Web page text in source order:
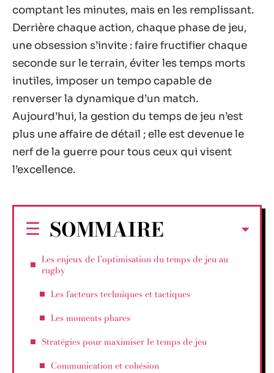
comptant les minutes, mais en les remplissant.
Derrière chaque action, chaque phase de jeu,
une obsession s’invite : faire fructifier chaque
seconde sur le terrain, éviter les temps morts
inutiles, imposer un tempo capable de
renverser la dynamique d’un match.
Aujourd’hui, la gestion du temps de jeu n’est
plus une affaire de détail ; elle est devenue le
nerf de la guerre pour tous ceux qui visent
l’excellence.
SOMMAIRE
Les enjeux de l’optimisation du temps de jeu au
rugby
Les facteurs techniques et tactiques
Les moments phares
Stratégies pour maximiser le temps de jeu
Communication et cohésion